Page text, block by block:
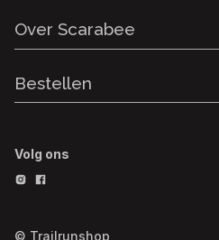
Over Scarabee
Bestellen
Volg ons
© Trailrunshop